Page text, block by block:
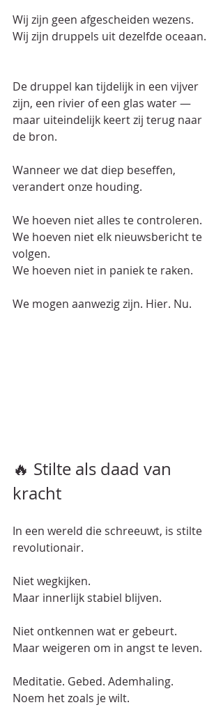
Wij zijn geen afgescheiden wezens.
Wij zijn druppels uit dezelfde oceaan.
De druppel kan tijdelijk in een vijver
zijn, een rivier of een glas water —
maar uiteindelijk keert zij terug naar
de bron.
Wanneer we dat diep beseffen,
verandert onze houding.
We hoeven niet alles te controleren.
We hoeven niet elk nieuwsbericht te
volgen.
We hoeven niet in paniek te raken.
We mogen aanwezig zijn. Hier. Nu.
🔥 Stilte als daad van
kracht
In een wereld die schreeuwt, is stilte
revolutionair.
Niet wegkijken.
Maar innerlijk stabiel blijven.
Niet ontkennen wat er gebeurt.
Maar weigeren om in angst te leven.
Meditatie. Gebed. Ademhaling.
Noem het zoals je wilt.